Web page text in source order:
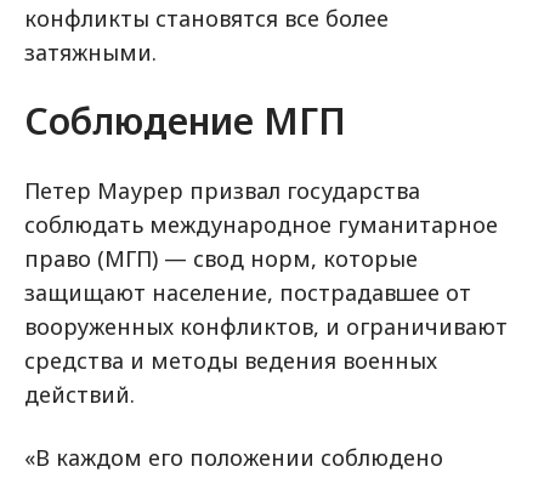
конфликты становятся все более
затяжными.
Соблюдение МГП
Петер Маурер призвал государства
соблюдать международное гуманитарное
право (МГП) — свод норм, которые
защищают население, пострадавшее от
вооруженных конфликтов, и ограничивают
средства и методы ведения военных
действий.
«В каждом его положении соблюдено